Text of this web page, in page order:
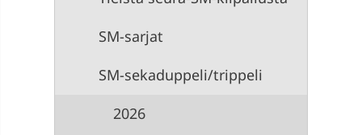
SM-sarjat
SM-sekaduppeli/trippeli
2026